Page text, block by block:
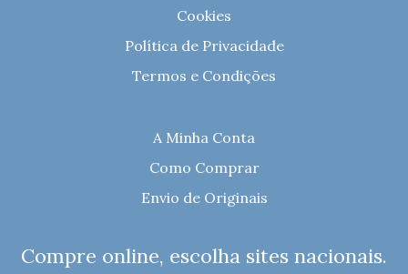
Cookies
Política de Privacidade
Termos e Condições
A Minha Conta
Como Comprar
Envio de Originais
Compre online, escolha sites nacionais.